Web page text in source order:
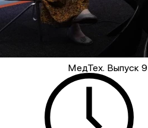
МедТех. Выпуск 9